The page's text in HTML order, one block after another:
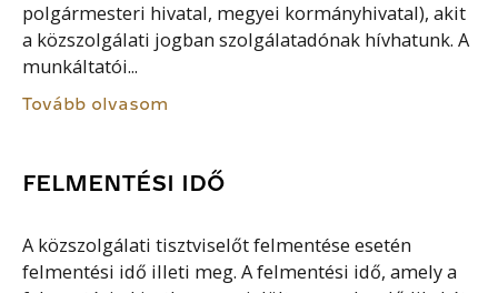
polgármesteri hivatal, megyei kormányhivatal), akit
a közszolgálati jogban szolgálatadónak hívhatunk. A
munkáltatói...
Tovább olvasom
FELMENTÉSI IDŐ
A közszolgálati tisztviselőt felmentése esetén
felmentési idő illeti meg. A felmentési idő, amely a